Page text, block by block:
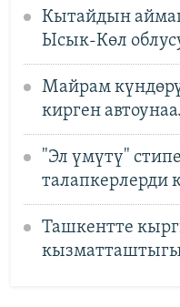
Кытайдын
Ысык-Көл
Майрам
кирген
"Эл үмүтү"
талапкерлерди
Ташкентте
кызматташтыгы